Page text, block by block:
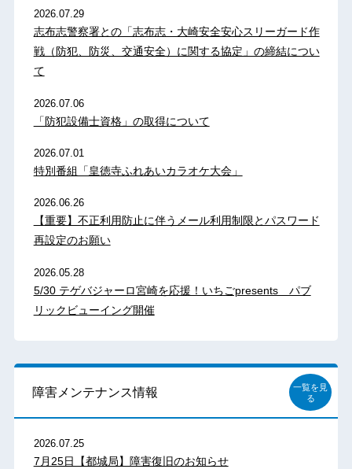
2026.07.29
志布志警察署との「志布志・大崎安全安心スリーガード作
戦（防犯、防災、交通安全）に関する協定」の締結につい
て
2026.07.06
「防犯設備士資格」の取得について
2026.07.01
特別番組「皇徳寺ふれあいカラオケ大会」
2026.06.26
【重要】不正利用防止に伴うメール利用制限とパスワード
再設定のお願い
2026.05.28
5/30 テゲバジャーロ宮崎を応援！いちごpresents パブ
リックビューイング開催
障害メンテナンス情報
一覧を見
る
2026.07.25
7月25日【都城局】障害復旧のお知らせ